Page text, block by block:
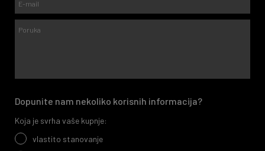
Dopunite nam nekoliko korisnih informacija?
Koja je svrha vaše kupnje:
vlastito stanovanje